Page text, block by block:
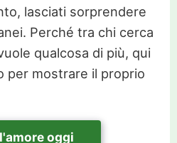
lasciati sorprendere
Perché tra chi cerca
qualcosa di più, qui
per mostrare il proprio
oggi